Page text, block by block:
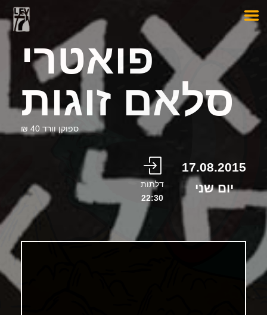
פואטרי
סלאם זוגות
ספוקן וורד 40 ₪
17.08.2015
יום שני
דלתות
22:30